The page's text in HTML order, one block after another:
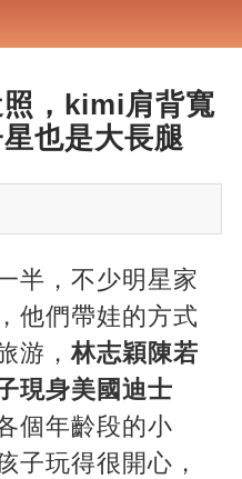
，kimi肩背寬
也是大長腿
半，不少明星家
他們帶娃的方式
游，林志穎陳若
現身美國迪士
個年齡段的小
子玩得很開心，